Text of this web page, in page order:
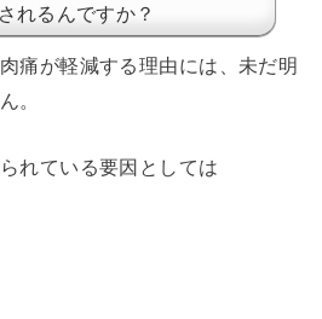
れるんですか？
痛が軽減する理由には、未だ明
。
れている要因としては